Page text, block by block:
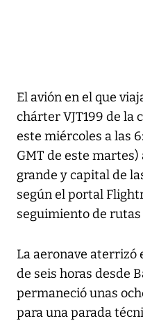
El avión en el que
chárter VJT199 de la
este miércoles a las
GMT de este martes)
grande y capital de
según el portal
seguimiento de rutas
La aeronave aterrizó
de seis horas desde
permaneció unas
para una parada